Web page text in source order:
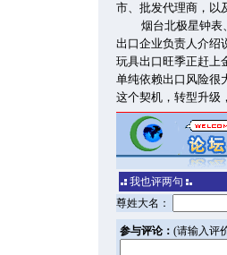
市、批发代理商，以
烟台北极星钟表
出口企业负责人介绍
玩具出口旺季正赶上
单纯依赖出口风险很
这个契机，转型升级
我也评两句
尊姓大名：
参与评论： (请输入评